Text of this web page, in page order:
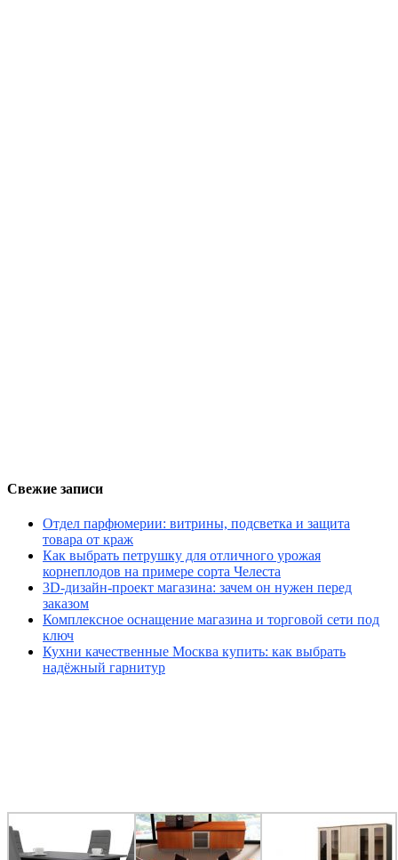
Свежие записи
Отдел парфюмерии: витрины, подсветка и защита
товара от краж
Как выбрать петрушку для отличного урожая
корнеплодов на примере сорта Челеста
3D-дизайн-проект магазина: зачем он нужен перед
заказом
Комплексное оснащение магазина и торговой сети под
ключ
Кухни качественные Москва купить: как выбрать
надёжный гарнитур